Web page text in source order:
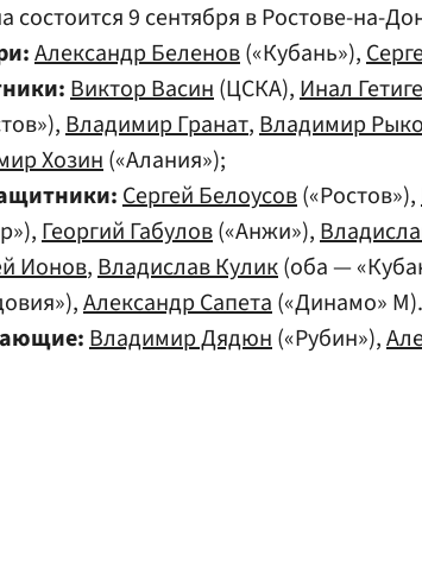
состоится 9 сентября в Ростове-на-
Александр Беленов(«Кубань»),
Виктор Васин(ЦСКА),Инал
Владимир Гранат,Владимир
Хозин(«Алания»);
Сергей Белоусов(«Ростов»),
Георгий Габулов(«Анжи»),
Ионов,Владислав Кулик(оба —
Александр Сапета(«Динамо» М).
Владимир Дядюн(«Рубин»),